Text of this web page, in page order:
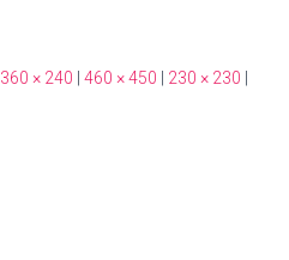
360 × 240 460 × 450 230 × 230